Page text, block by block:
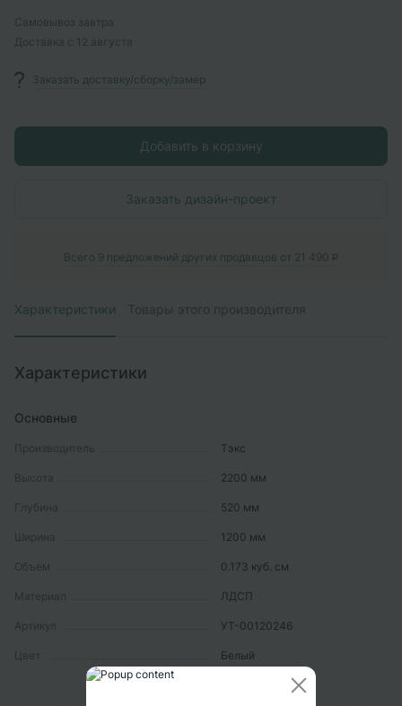
Самовывоз завтра
Доставка с 12 августа
Заказать доставку/сборку/замер
Добавить в корзину
Заказать дизайн-проект
Всего 9 предложений других продавцов от 21 490 P
Характеристики Товары этого производителя
Характеристики
Основные
Производитель Тэкс
Высота 2200 мм
Глубина 520 мм
Ширина 1200 мм
Объем 0.173 куб. см
Материал ЛДСП
Артикул УТ-00120246
Цвет Белый